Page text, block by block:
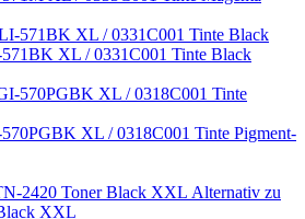
XL / 0331C001 Tinte Black
XL / 0318C001 Tinte Pigment-
Alternativ zu
XXL